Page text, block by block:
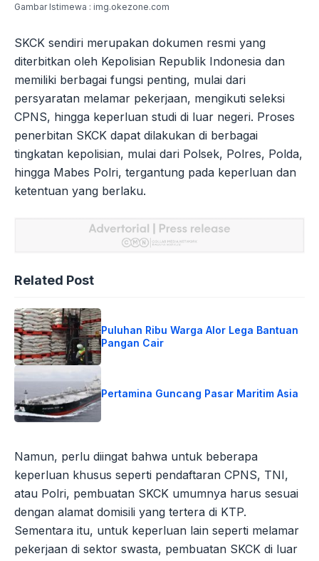
Gambar Istimewa : img.okezone.com
SKCK sendiri merupakan dokumen resmi yang
diterbitkan oleh Kepolisian Republik Indonesia dan
memiliki berbagai fungsi penting, mulai dari
persyaratan melamar pekerjaan, mengikuti seleksi
CPNS, hingga keperluan studi di luar negeri. Proses
penerbitan SKCK dapat dilakukan di berbagai
tingkatan kepolisian, mulai dari Polsek, Polres, Polda,
hingga Mabes Polri, tergantung pada keperluan dan
ketentuan yang berlaku.
Related Post
Puluhan Ribu Warga Alor Lega Bantuan
Pangan Cair
Pertamina Guncang Pasar Maritim Asia
Namun, perlu diingat bahwa untuk beberapa
keperluan khusus seperti pendaftaran CPNS, TNI,
atau Polri, pembuatan SKCK umumnya harus sesuai
dengan alamat domisili yang tertera di KTP.
Sementara itu, untuk keperluan lain seperti melamar
pekerjaan di sektor swasta, pembuatan SKCK di luar